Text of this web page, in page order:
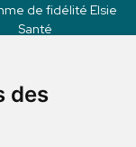
des
de fidélité Elsie
Santé